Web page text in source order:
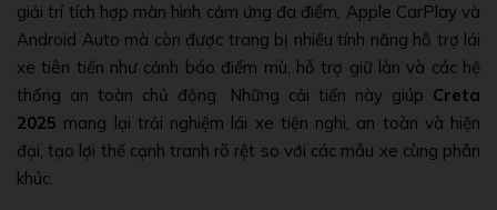
giải trí tích hợp màn hình cảm ứng đa điểm, Apple CarPlay và
Android Auto mà còn được trang bị nhiều tính năng hỗ trợ lái
xe tiên tiến như cảnh báo điểm mù, hỗ trợ giữ làn và các hệ
thống an toàn chủ động. Những cải tiến này giúp Creta
2025 mang lại trải nghiệm lái xe tiện nghi, an toàn và hiện
đại, tạo lợi thế cạnh tranh rõ rệt so với các mẫu xe cùng phân
khúc.